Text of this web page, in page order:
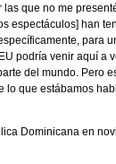
que no me
espectáculos] han
para
podría venir aquí a
del mundo. Pero
lo que estábamos
Dominicana en